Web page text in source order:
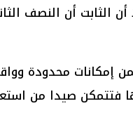
الثابت أن النصف
إمكانات محدودة
فتتمكن صيدا من